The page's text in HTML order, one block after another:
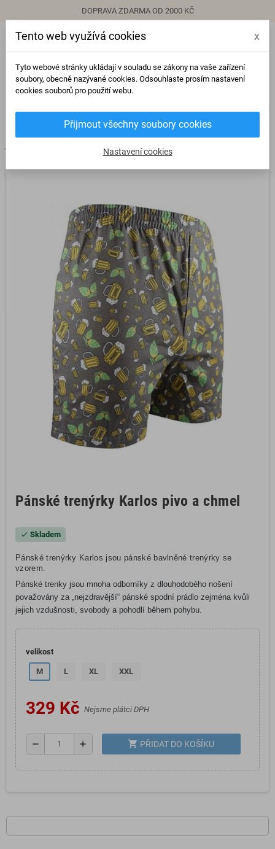
DOPRAVA ZDARMA OD 2000 KČ
view_headline
Přihlásit se
Voxx | Lonkachevron_right Pánské trenýrky Karlos pivo a chmel
Pánské trenýrky Karlos pivo a chmel
check Skladem
Pánské trenýrky Karlos jsou pánské bavlněné trenýrky se
vzorem.
Pánské trenky jsou mnoha odborníky z dlouhodobého nošení
považovány za „nejzdravější“ pánské spodní prádlo zejména kvůli
jejich vzdušnosti, svobody a pohodlí během pohybu.
velikost
M L XL XXL
329 Kč Nejsme plátci DPH
remove add shopping_cart PŘIDAT DO KOŠÍKU
Tento web využívá cookies x
Tyto webové stránky ukládají v souladu se zákony na vaše zařízení
soubory, obecně nazývané cookies. Odsouhlaste prosím nastavení
cookies souborů pro použití webu.
Přijmout všechny soubory cookies
Nastavení cookies